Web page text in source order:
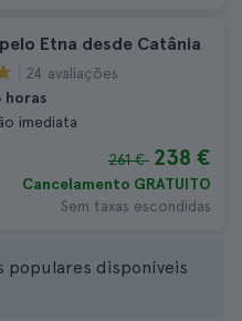
Etna desde Catânia
24 avaliações
horas
imediata
261 € 238 €
Cancelamento GRATUITO
Sem taxas escondidas
populares disponíveis